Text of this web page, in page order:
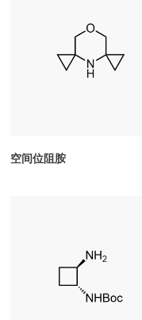
空间位阻胺